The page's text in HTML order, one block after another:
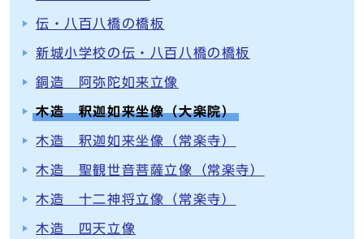
伝・八百八橋の橋板
新城小学校の伝・八百八橋の橋板
銅造 阿弥陀如来立像
木造 釈迦如来坐像（大楽院）
木造 釈迦如来坐像（常楽寺）
木造 聖観世音菩薩立像（常楽寺）
木造 十二神将立像（常楽寺）
木造 四天立像